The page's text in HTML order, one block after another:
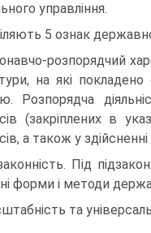
управління.
5 ознак
розпорядчий
на які
Розпорядча
(закріплених в
а також у
Під
форми і методи
та